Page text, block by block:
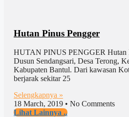
Hutan Pinus Pengger
HUTAN PINUS PENGGER Hutan
Dusun Sendangsari, Desa Terong,
Kabupaten Bantul. Dari kawasan
berjarak sekitar 25
Selengkapnya »
18 March, 2019
No Comments
Lihat Lainnya ..